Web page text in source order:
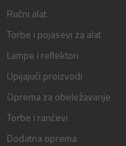
Ručni alat
Torbe i pojasevi za alat
Lampe i reflektori
Upijajući proizvodi
Oprema za obeležavanje
Torbe i rančevi
Dodatna oprema